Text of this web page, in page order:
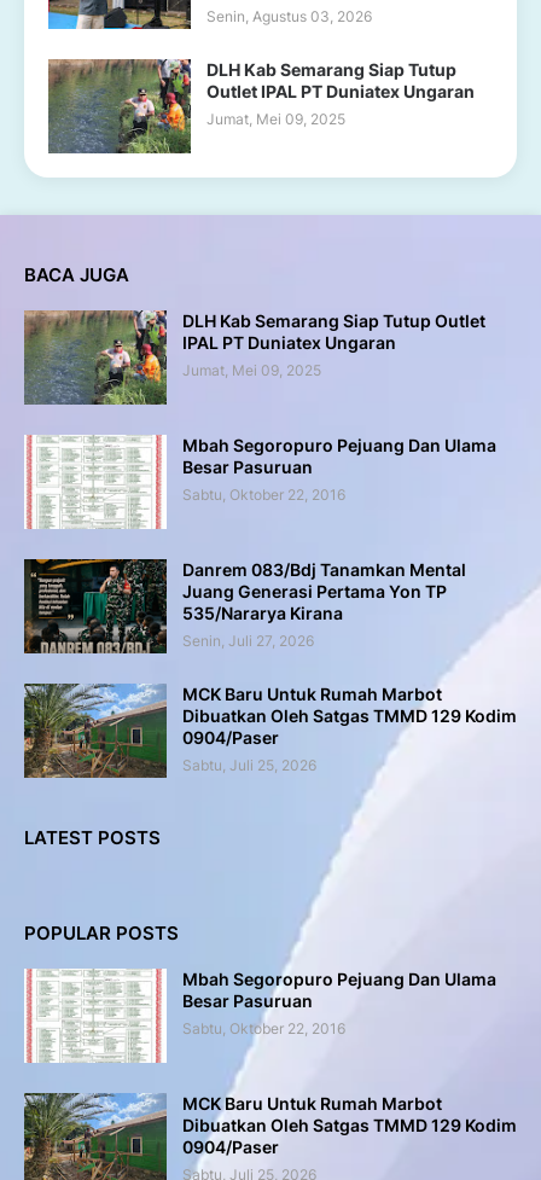
Senin, Agustus 03, 2026
DLH Kab Semarang Siap Tutup
Outlet IPAL PT Duniatex Ungaran
Jumat, Mei 09, 2025
BACA JUGA
DLH Kab Semarang Siap Tutup Outlet
IPAL PT Duniatex Ungaran
Jumat, Mei 09, 2025
Mbah Segoropuro Pejuang Dan Ulama
Besar Pasuruan
Sabtu, Oktober 22, 2016
Danrem 083/Bdj Tanamkan Mental
Juang Generasi Pertama Yon TP
535/Nararya Kirana
Senin, Juli 27, 2026
MCK Baru Untuk Rumah Marbot
Dibuatkan Oleh Satgas TMMD 129 Kodim
0904/Paser
Sabtu, Juli 25, 2026
LATEST POSTS
POPULAR POSTS
Mbah Segoropuro Pejuang Dan Ulama
Besar Pasuruan
Sabtu, Oktober 22, 2016
MCK Baru Untuk Rumah Marbot
Dibuatkan Oleh Satgas TMMD 129 Kodim
0904/Paser
Sabtu, Juli 25, 2026